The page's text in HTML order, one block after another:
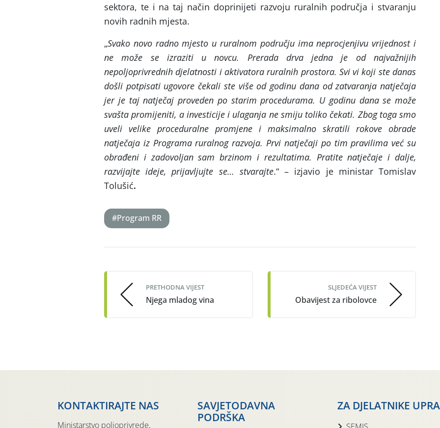
sektora, te i na taj način doprinijeti razvoju ruralnih područja i stvaranju
novih radnih mjesta.
„Svako novo radno mjesto u ruralnom području ima neprocjenjivu vrijednost i
ne može se izraziti u novcu. Prerada drva jedna je od najvažnijih
nepoljoprivrednih djelatnosti i aktivatora ruralnih prostora. Svi vi koji ste danas
došli potpisati ugovore čekali ste više od godinu dana od zatvaranja natječaja
jer je taj natječaj proveden po starim procedurama. U godinu dana se može
svašta promijeniti, a investicije i ulaganja ne smiju toliko čekati. Zbog toga smo
uveli velike proceduralne promjene i maksimalno skratili rokove obrade
natječaja iz Programa ruralnog razvoja. Prvi natječaji po tim pravilima već su
obrađeni i zadovoljan sam brzinom i rezultatima. Pratite natječaje i dalje,
razvijajte ideje, prijavljujte se… stvarajte.“ – izjavio je ministar Tomislav
Tolušić.
#Program RR
navigation
PRETHODNA VIJEST
Njega mladog vina
SLJEDEĆA VIJEST
Obavijest za ribolovce
KONTAKTIRAJTE NAS
Ministarstvo poljoprivrede,
SAVJETODAVNA
PODRŠKA
ZA DJELATNIKE